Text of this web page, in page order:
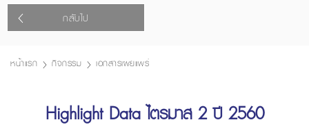
กลับไป
หน้าแรก กิจกรรม เอกสารเผยแพร่
Highlight Data ไตรมาส 2 ปี 2560